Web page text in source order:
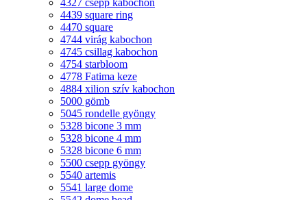
4327 csepp kabochon
4439 square ring
4470 square
4744 virág kabochon
4745 csillag kabochon
4754 starbloom
4778 Fatima keze
4884 xilion szív kabochon
5000 gömb
5045 rondelle gyöngy
5328 bicone 3 mm
5328 bicone 4 mm
5328 bicone 6 mm
5500 csepp gyöngy
5540 artemis
5541 large dome